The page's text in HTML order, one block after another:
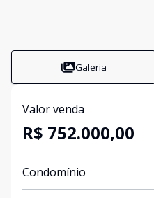
Galeria
Valor venda
R$ 752.000,00
Condomínio